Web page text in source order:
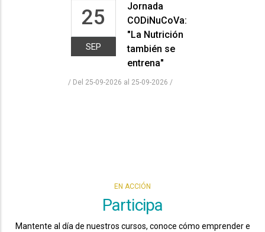
25
SEP
Jornada
CODiNuCoVa:
"La Nutrición
también se
entrena"
/ Del 25-09-2026 al 25-09-2026 /
EN ACCIÓN
Participa
Mantente al día de nuestros cursos, conoce cómo emprender e